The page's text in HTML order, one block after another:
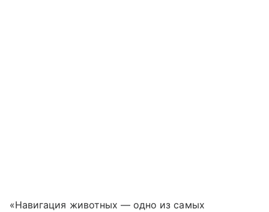
«Навигация животных — одно из самых